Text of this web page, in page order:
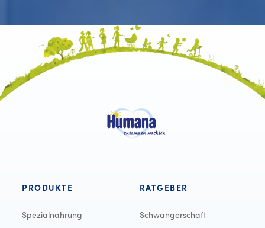
PRODUKTE
Spezialnahrung
RATGEBER
Schwangerschaft